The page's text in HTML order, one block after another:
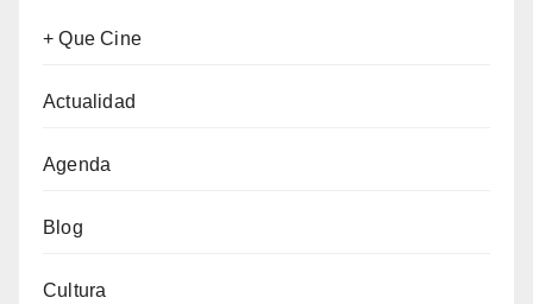
+ Que Cine
Actualidad
Agenda
Blog
Cultura